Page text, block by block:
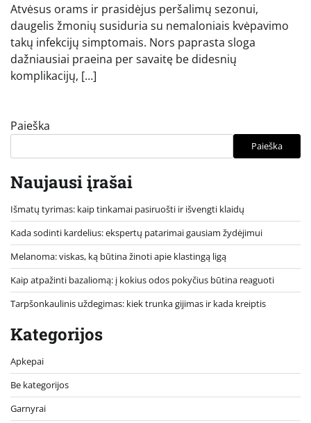
Atvėsus orams ir prasidėjus peršalimų sezonui,
daugelis žmonių susiduria su nemaloniais kvėpavimo
takų infekcijų simptomais. Nors paprasta sloga
dažniausiai praeina per savaitę be didesnių
komplikacijų, […]
Paieška
Paieška
Naujausi įrašai
Išmatų tyrimas: kaip tinkamai pasiruošti ir išvengti klaidų
Kada sodinti kardelius: ekspertų patarimai gausiam žydėjimui
Melanoma: viskas, ką būtina žinoti apie klastingą ligą
Kaip atpažinti bazaliomą: į kokius odos pokyčius būtina reaguoti
Tarpšonkaulinis uždegimas: kiek trunka gijimas ir kada kreiptis
Kategorijos
Apkepai
Be kategorijos
Garnyrai